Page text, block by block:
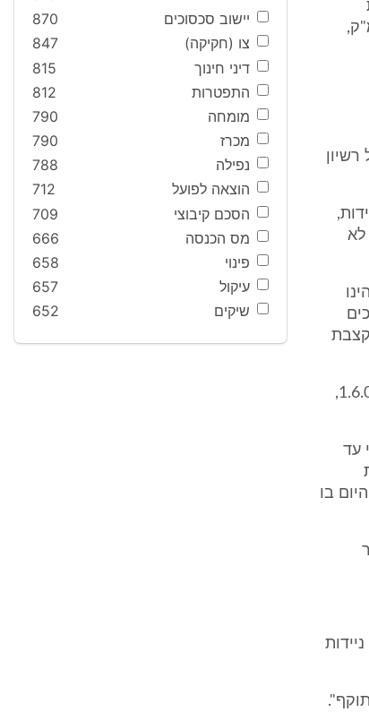
רכב מסוג שברולט אלרו 2400 סמ"ק,
בעל רשיון
לא
קצבת
עוד הודע לנתבע במכתב זה, כי הוא חייב בהחזר ההלוואה העומדת החל מיום 1.6.03,
עד
היום בו
ניידות
יישוב סכסוכים
870
צו (חקיקה)
847
דיני חינוך
815
התפטרות
812
מומחה
790
מכרז
790
נפילה
788
הוצאה לפועל
712
הסכם קיבוצי
709
מס הכנסה
666
פינוי
658
עיקול
657
שיקים
652